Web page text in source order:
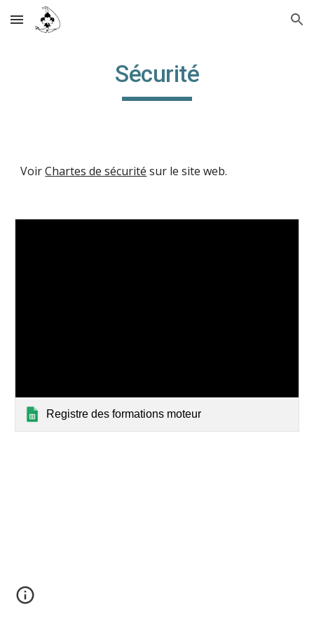
Skip to main content Skip to navigation
Sécurité
VoirChartes de sécurité sur le site web.
Registre des formations moteur